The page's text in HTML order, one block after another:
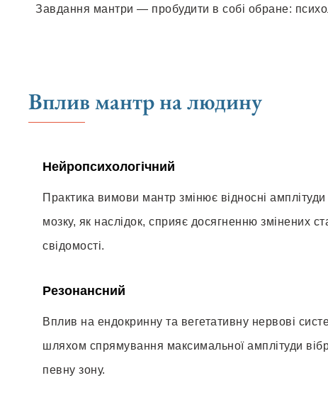
Завдання мантри — пробудити в собі обране:
Вплив мантр на людину
Нейропсихологічний
Практика вимови мантр змінює відносні амплітуди
мозку, як наслідок, сприяє досягненню змінених
свідомості.
Резонансний
Вплив на ендокринну та вегетативну нервові
шляхом спрямування максимальної амплітуди
певну зону.